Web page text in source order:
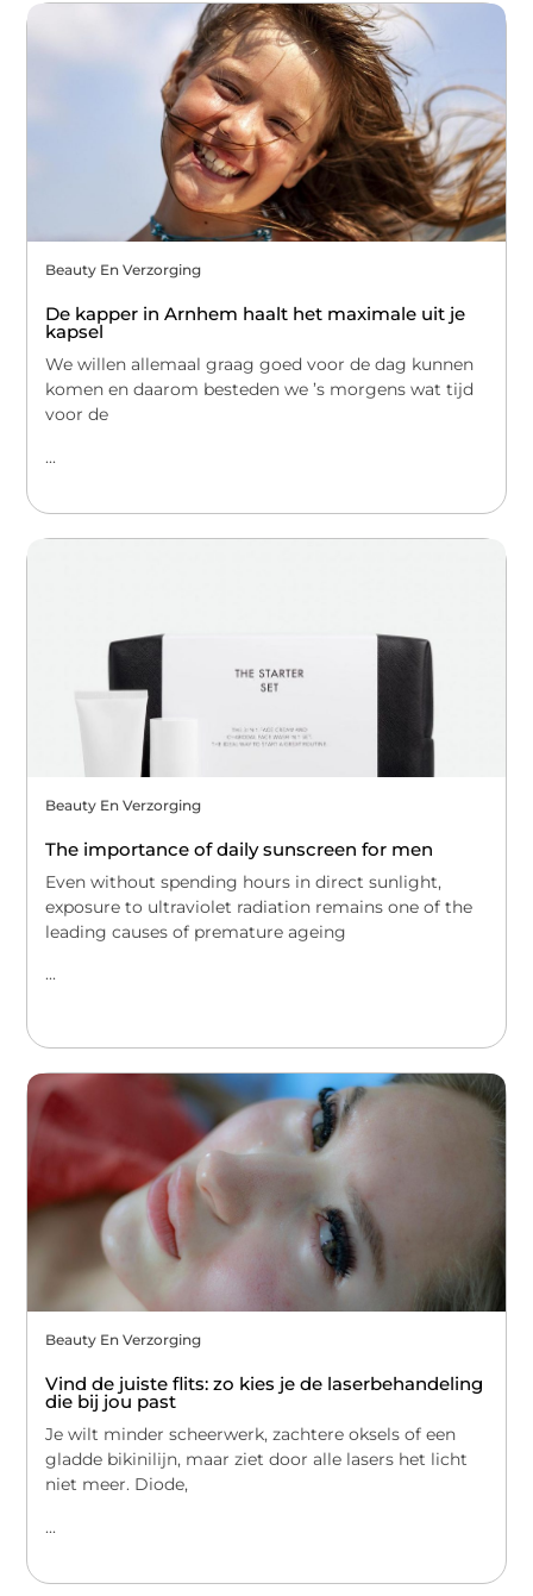
Beauty En Verzorging
De kapper in Arnhem haalt het maximale uit je
kapsel
We willen allemaal graag goed voor de dag kunnen
komen en daarom besteden we ’s morgens wat tijd
voor de
...
Beauty En Verzorging
The importance of daily sunscreen for men
Even without spending hours in direct sunlight,
exposure to ultraviolet radiation remains one of the
leading causes of premature ageing
...
Beauty En Verzorging
Vind de juiste flits: zo kies je de laserbehandeling
die bij jou past
Je wilt minder scheerwerk, zachtere oksels of een
gladde bikinilijn, maar ziet door alle lasers het licht
niet meer. Diode,
...